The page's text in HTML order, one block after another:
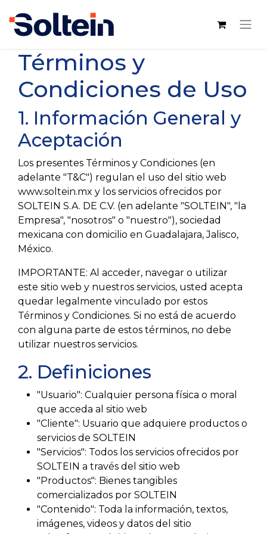
Términos y
Condiciones de Uso
1. Información General y
Aceptación
Los presentes Términos y Condiciones (en
adelante "T&C") regulan el uso del sitio web
www.soltein.mx y los servicios ofrecidos por
SOLTEIN S.A. DE C.V. (en adelante "SOLTEIN", "la
Empresa", "nosotros" o "nuestro"), sociedad
mexicana con domicilio en Guadalajara, Jalisco,
México.
IMPORTANTE: Al acceder, navegar o utilizar
este sitio web y nuestros servicios, usted acepta
quedar legalmente vinculado por estos
Términos y Condiciones. Si no está de acuerdo
con alguna parte de estos términos, no debe
utilizar nuestros servicios.
2. Definiciones
"Usuario": Cualquier persona física o moral
que acceda al sitio web
"Cliente": Usuario que adquiere productos o
servicios de SOLTEIN
"Servicios": Todos los servicios ofrecidos por
SOLTEIN a través del sitio web
"Productos": Bienes tangibles
comercializados por SOLTEIN
"Contenido": Toda la información, textos,
imágenes, videos y datos del sitio